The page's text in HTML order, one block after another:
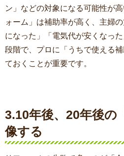
ン」などの対象になる可能性が
ォーム」は補助率が高く、主婦
になった」「電気代が安くなっ
段階で、プロに「うちで使える
ておくことが重要です。
3.10年後、20年後の
像する